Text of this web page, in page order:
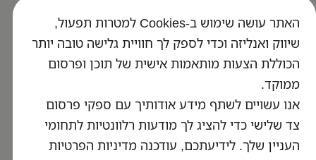
עולם תוכן
כללי
פרטי התקשרות
חזרו אליי
האתר עושה שימוש ב-Cookies למטרות תפעול,
שיווק ואנליזה וכדי לספק לך חוויית גלישה טובה יותר
הכוללת הצעות מותאמות אישית של תוכן ופרסום
ממוקד.
אנו עשויים לשתף מידע אודותיך עם ספקי פרסום
צד שלישי כדי להציג לך מודעות רלוונטיות לתחומי
העניין שלך. לידיעתכם, עודכנה מדיניות הפרטיות